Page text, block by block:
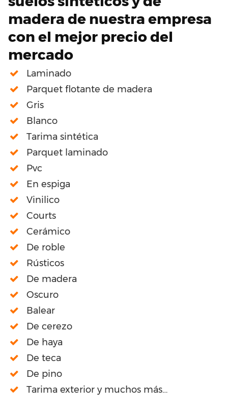
madera de nuestra empresa
con el mejor precio del
mercado
Laminado
Parquet flotante de madera
Gris
Blanco
Tarima sintética
Parquet laminado
Pvc
En espiga
Vinilico
Courts
Cerámico
De roble
Rústicos
De madera
Oscuro
Balear
De cerezo
De haya
De teca
De pino
Tarima exterior y muchos más…